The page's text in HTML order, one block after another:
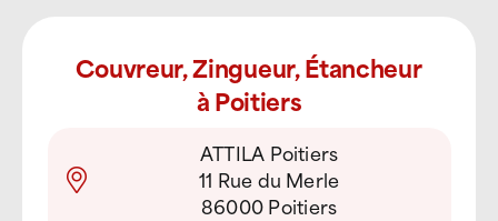
Couvreur, Zingueur, Étancheur
à Poitiers
ATTILA Poitiers
11 Rue du Merle
86000 Poitiers